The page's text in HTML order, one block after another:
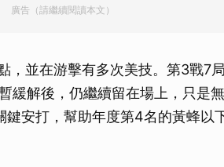
廣告（請繼續閱讀本文）
，並在游擊有多次美技。第3戰7
緩解後，仍繼續留在場上，只是
安打，幫助年度第4名的黃蜂以